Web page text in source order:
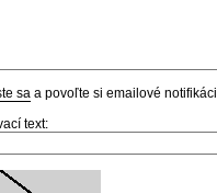
sa a povoľte si emailové
text: